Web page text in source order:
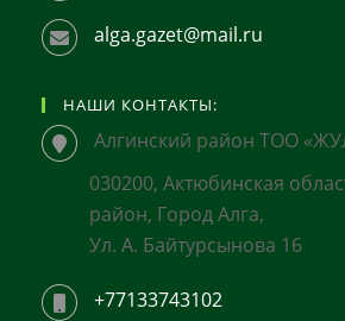
alga.gazet@mail.ru
НАШИ КОНТАКТЫ:
Алгинский район ТОО
030200, Актюбинская
район, Город Алга,
Ул. А. Байтурсынова 16
+77133743102